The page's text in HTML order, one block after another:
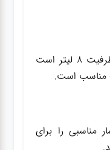
این سم پاش دارای مخزنی با ظرفیت 8 لیتر است
مناسب است.
را برای